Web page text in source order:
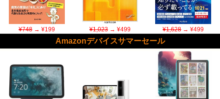
¥748→ ¥199 ¥1,023→ ¥499 ¥1,628→ ¥499
Amazonデバイスサマーセール